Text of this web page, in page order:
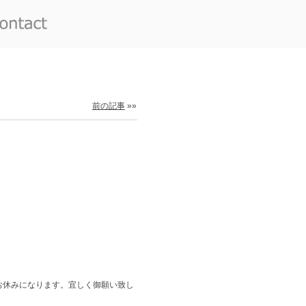
前の記事 »»
みになります。宜しく御願い致し